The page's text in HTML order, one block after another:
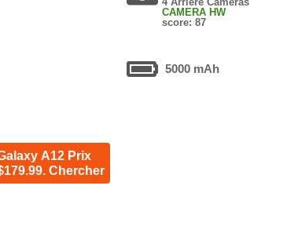
CAMERA HW
score: 87
5000 mAh
A12 Prix
Chercher